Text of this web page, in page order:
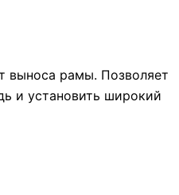
выноса рамы. Позволяет
и установить широкий